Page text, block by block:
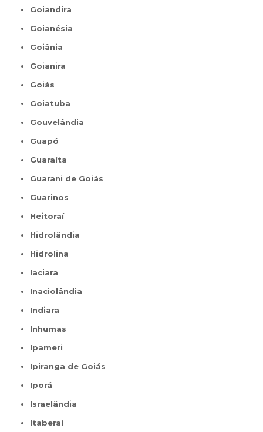
Goiandira
Goianésia
Goiânia
Goianira
Goiás
Goiatuba
Gouvelândia
Guapó
Guaraíta
Guarani de Goiás
Guarinos
Heitoraí
Hidrolândia
Hidrolina
Iaciara
Inaciolândia
Indiara
Inhumas
Ipameri
Ipiranga de Goiás
Iporá
Israelândia
Itaberaí